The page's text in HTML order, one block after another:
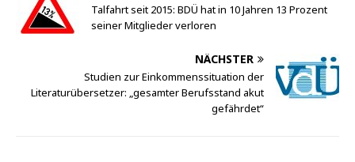
Talfahrt seit 2015: BDÜ hat in 10 Jahren 13 Prozent
seiner Mitglieder verloren
NÄCHSTER
Studien zur Einkommenssituation der
Literaturübersetzer: „gesamter Berufsstand akut
gefährdet“